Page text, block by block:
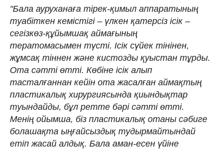
"Бала ауруханаға тірек-қимыл аппаратының
туабіткен кемістігі – үлкен қатерсіз ісік –
сегізкөз-құйымшақ аймағының
тератомасымен түсті. Ісік сүйек тінінен,
жұмсақ тіннен және кистозды қуыстан тұрды.
Ота сәтті өтті. Көбіне ісік алып
тасталғаннан кейін ота жасалған аймақтың
пластикалық хирургиясында қиындықтар
туындайды, бұл ретте бәрі сәтті өтті.
Менің ойымша, біз пластикалық отаны сәбиге
болашақта ыңғайсыздық тудырмайтындай
етіп жасай алдық. Бала аман-есен үйіне